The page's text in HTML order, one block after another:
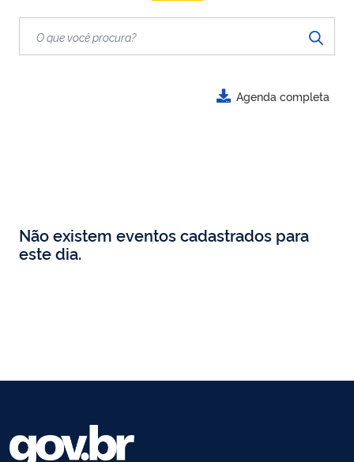
Agenda completa
Não existem eventos cadastrados para
este dia.